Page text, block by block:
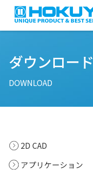
ダウンロード
DOWNLOAD
2D CAD
アプリケーション